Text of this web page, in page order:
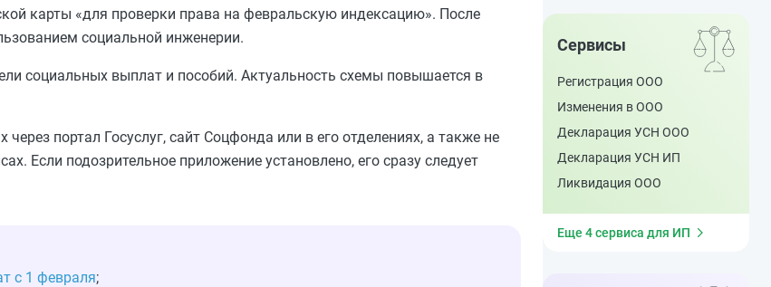
карты «для проверки права на февральскую индексацию». После
социальной инженерии.
социальных выплат и пособий. Актуальность схемы повышается в
портал Госуслуг, сайт Соцфонда или в его отделениях, а также не
Если подозрительное приложение установлено, его сразу следует
с 1 февраля;
Сервисы
Регистрация ООО
Изменения в ООО
Декларация УСН ООО
Декларация УСН ИП
Ликвидация ООО
Еще 4 сервиса для ИП